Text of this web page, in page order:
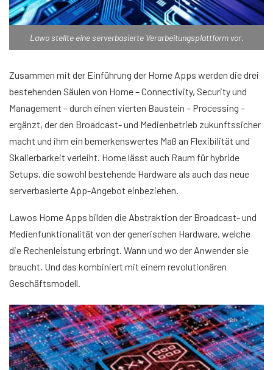
Lawo stellte eine serverbasierte Verarbeitungsplattform vor.
Zusammen mit der Einführung der Home Apps werden die drei
bestehenden Säulen von Home – Connectivity, Security und
Management – durch einen vierten Baustein – Processing –
ergänzt, der den Broadcast- und Medienbetrieb zukunftssicher
macht und ihm ein bemerkenswertes Maß an Flexibilität und
Skalierbarkeit verleiht. Home lässt auch Raum für hybride
Setups, die sowohl bestehende Hardware als auch das neue
serverbasierte App-Angebot einbeziehen.
Lawos Home Apps bilden die Abstraktion der Broadcast- und
Medienfunktionalität von der generischen Hardware, welche
die Rechenleistung erbringt. Wann und wo der Anwender sie
braucht. Und das kombiniert mit einem revolutionären
Geschäftsmodell.